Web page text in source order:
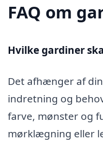
FAQ om
Hvilke gardiner
Det afhænger af
indretning og
farve, mønster og
mørklægning eller